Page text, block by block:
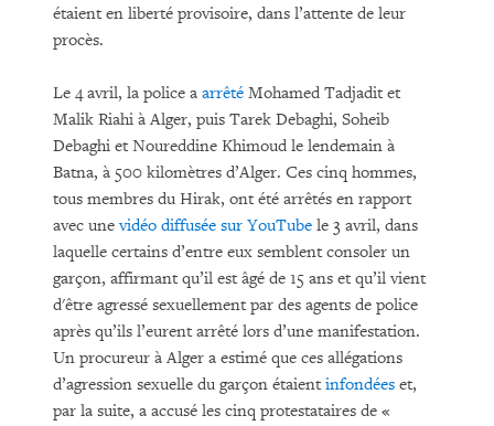
étaient en liberté provisoire, dans l’attente de leur
procès.
Le 4 avril, la police a arrêté Mohamed Tadjadit et
Malik Riahi à Alger, puis Tarek Debaghi, Soheib
Debaghi et Noureddine Khimoud le lendemain à
Batna, à 500 kilomètres d’Alger. Ces cinq hommes,
tous membres du Hirak, ont été arrêtés en rapport
avec unevidéo diffusée sur YouTube le 3 avril, dans
laquelle certains d’entre eux semblent consoler un
garçon, affirmant qu’il est âgé de 15 ans et qu’il vient
d'être agressé sexuellement par des agents de police
après qu’ils l’eurent arrêté lors d’une manifestation.
Un procureur à Alger a estimé que ces allégations
d’agression sexuelle du garçon étaient infondées et,
par la suite, a accusé les cinq protestataires de «